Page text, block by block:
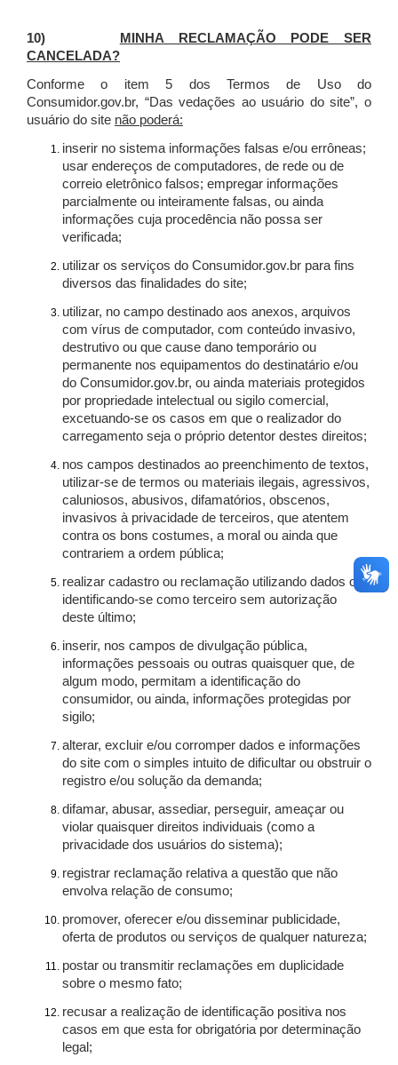
10)
MINHA RECLAMAÇÃO PODE SER
CANCELADA?
Conforme o item 5 dos Termos de Uso do
Consumidor.gov.br, “Das vedações ao usuário do site”, o
usuário do site não poderá:
inserir no sistema informações falsas e/ou errôneas;
usar endereços de computadores, de rede ou de
correio eletrônico falsos; empregar informações
parcialmente ou inteiramente falsas, ou ainda
informações cuja procedência não possa ser
verificada;
utilizar os serviços do Consumidor.gov.br para fins
diversos das finalidades do site;
utilizar, no campo destinado aos anexos, arquivos
com vírus de computador, com conteúdo invasivo,
destrutivo ou que cause dano temporário ou
permanente nos equipamentos do destinatário e/ou
do Consumidor.gov.br, ou ainda materiais protegidos
por propriedade intelectual ou sigilo comercial,
excetuando-se os casos em que o realizador do
carregamento seja o próprio detentor destes direitos;
nos campos destinados ao preenchimento de textos,
utilizar-se de termos ou materiais ilegais, agressivos,
caluniosos, abusivos, difamatórios, obscenos,
invasivos à privacidade de terceiros, que atentem
contra os bons costumes, a moral ou ainda que
contrariem a ordem pública;
realizar cadastro ou reclamação utilizando dados ou
identificando-se como terceiro sem autorização
deste último;
inserir, nos campos de divulgação pública,
informações pessoais ou outras quaisquer que, de
algum modo, permitam a identificação do
consumidor, ou ainda, informações protegidas por
sigilo;
alterar, excluir e/ou corromper dados e informações
do site com o simples intuito de dificultar ou obstruir o
registro e/ou solução da demanda;
difamar, abusar, assediar, perseguir, ameaçar ou
violar quaisquer direitos individuais (como a
privacidade dos usuários do sistema);
registrar reclamação relativa a questão que não
envolva relação de consumo;
promover, oferecer e/ou disseminar publicidade,
oferta de produtos ou serviços de qualquer natureza;
postar ou transmitir reclamações em duplicidade
sobre o mesmo fato;
recusar a realização de identificação positiva nos
casos em que esta for obrigatória por determinação
legal;